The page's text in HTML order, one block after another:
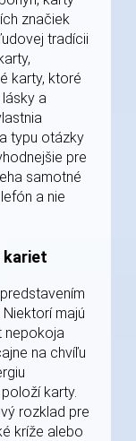
značiek
tradícii
karty, ktoré
a
typu otázky
pre
samotné
a nie
kariet
majú
nepokoja
na chvíľu
karty.
rozklad pre
kríže alebo